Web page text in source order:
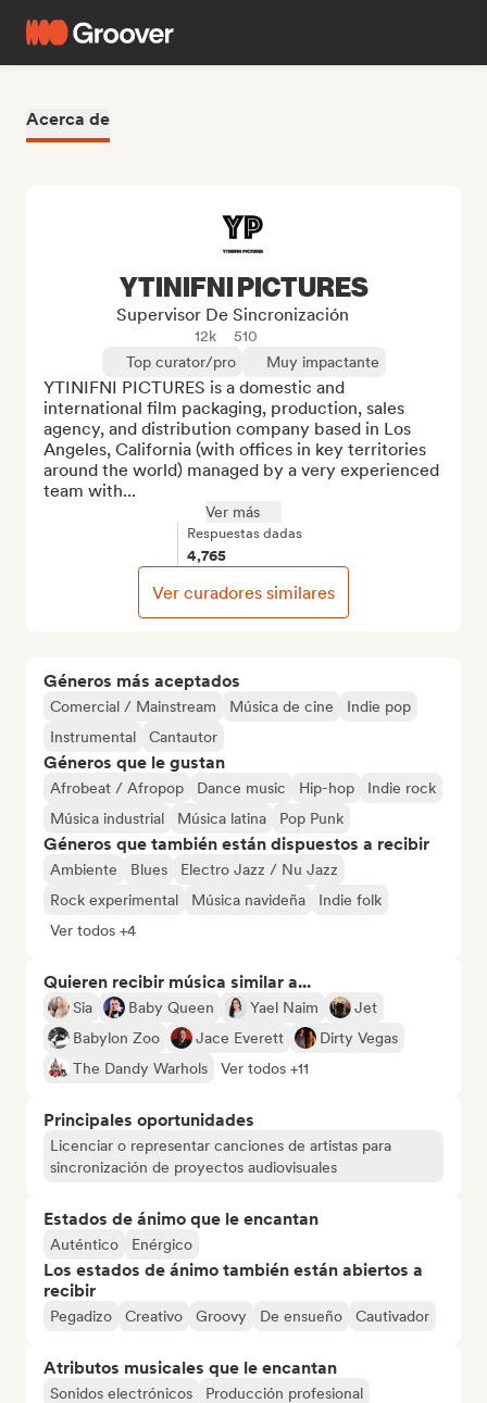
Acerca de
Géneros más aceptados
Comercial / Mainstream Música de cine
Indie pop
Instrumental
Cantautor
Géneros que le gustan
Afrobeat / Afropop Dance music Hip-hop
Indie rock
Música industrial
Música latina Pop Punk
Géneros que también están dispuestos a recibir
Ambiente Blues
Electro Jazz / Nu Jazz
Rock experimental
Música navideña
Indie folk
Ver todos +4
Quieren recibir música similar a...
Sia Baby Queen Yael Naim
Jet
Babylon Zoo
Jace Everett
Dirty Vegas
The Dandy Warhols
Ver todos +11
Principales oportunidades
Licenciar o representar canciones de artistas para
sincronización de proyectos audiovisuales
Estados de ánimo que le encantan
Auténtico Enérgico
Los estados de ánimo también están abiertos a
recibir
Pegadizo Creativo Groovy De ensueño Cautivador
Atributos musicales que le encantan
Sonidos electrónicos
Producción profesional
YTINIFNI PICTURES
Supervisor De Sincronización
12k
510
Top curator/pro
Muy impactante
YTINIFNI PICTURES is a domestic and
international film packaging, production, sales
agency, and distribution company based in Los
Angeles, California (with offices in key territories
around the world) managed by a very experienced
team with...
Ver más
Respuestas dadas
4,765
Ver curadores similares